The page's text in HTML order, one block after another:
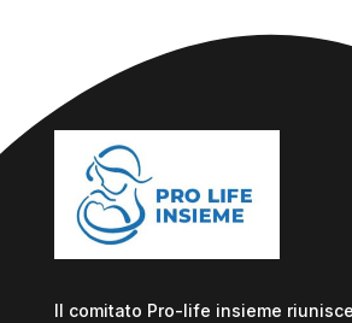
Il comitato Pro-life insieme